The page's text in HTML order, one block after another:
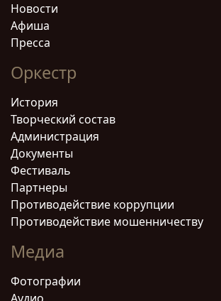
Новости
Афиша
Пресса
Оркестр
История
Творческий состав
Администрация
Документы
Фестиваль
Партнеры
Противодействие коррупции
Противодействие мошенничеству
Медиа
Фотографии